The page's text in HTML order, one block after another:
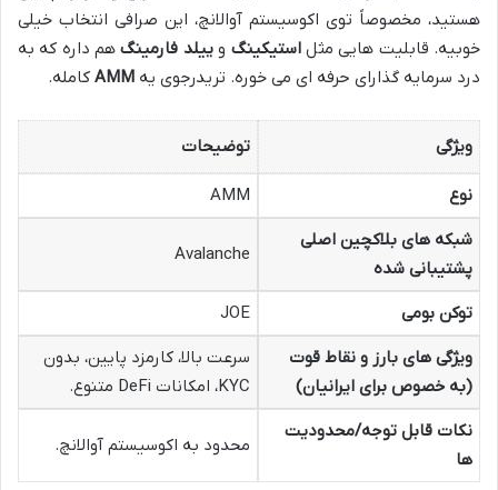
هستید، مخصوصاً توی اکوسیستم آوالانچ، این صرافی انتخاب خیلی
خوبیه. قابلیت هایی مثلاستیکینگ وییلد فارمینگهم داره که به
درد سرمایه گذارای حرفه ای می خوره. تریدرجوی یه AMM کامله.
ویژگی توضیحات
نوع
AMM
شبکه های بلاکچین اصلی
پشتیبانی شده
Avalanche
توکن بومی
JOE
ویژگی های بارز و نقاط قوت
(به خصوص برای ایرانیان)
سرعت بالا، کارمزد پایین، بدون
KYC، امکانات DeFi متنوع.
نکات قابل توجه/محدودیت
ها
محدود به اکوسیستم آوالانچ.